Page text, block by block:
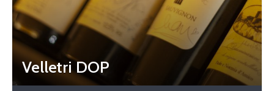
Velletri DOP